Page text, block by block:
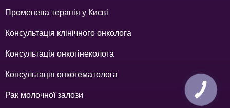
Променева терапія у Києві
Консультація клінічного онколога
Консультація онкогінеколога
Консультація онкогематолога
Рак молочної залози